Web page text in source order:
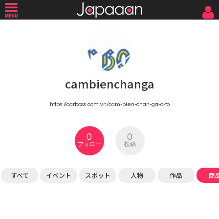
cambienchanga
https://carboss.com.vn/cam-bien-chan-ga-o-to
0
フォロー
0
投稿
すべて イベント スポット 人物 作品 商